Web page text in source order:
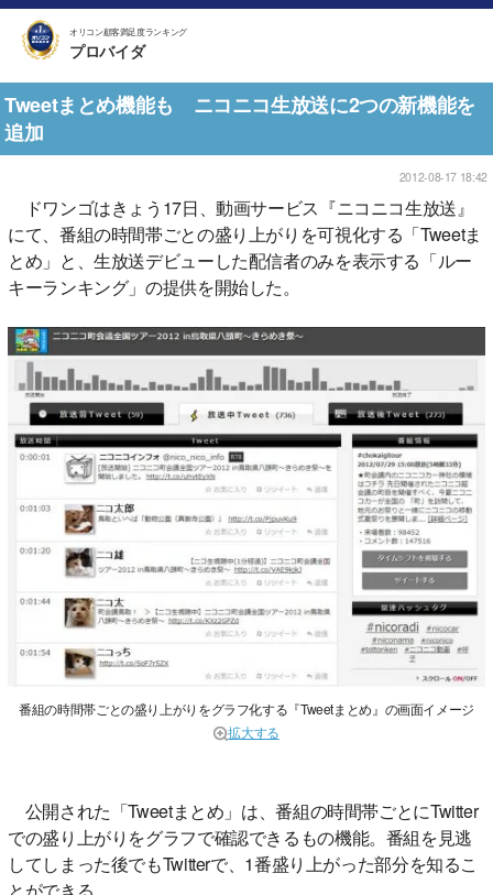
オリコン顧客満足度ランキング
プロバイダ
Tweetまとめ機能も ニコニコ生放送に2つの新機能を
追加
2012-08-17 18:42
ドワンゴはきょう17日、動画サービス『ニコニコ生放送』
にて、番組の時間帯ごとの盛り上がりを可視化する「Tweetま
とめ」と、生放送デビューした配信者のみを表示する「ルー
キーランキング」の提供を開始した。
番組の時間帯ごとの盛り上がりをグラフ化する『Tweetまとめ』の画面イメージ
拡大する
公開された「Tweetまとめ」は、番組の時間帯ごとにTwitter
での盛り上がりをグラフで確認できるもの機能。番組を見逃
してしまった後でもTwitterで、1番盛り上がった部分を知るこ